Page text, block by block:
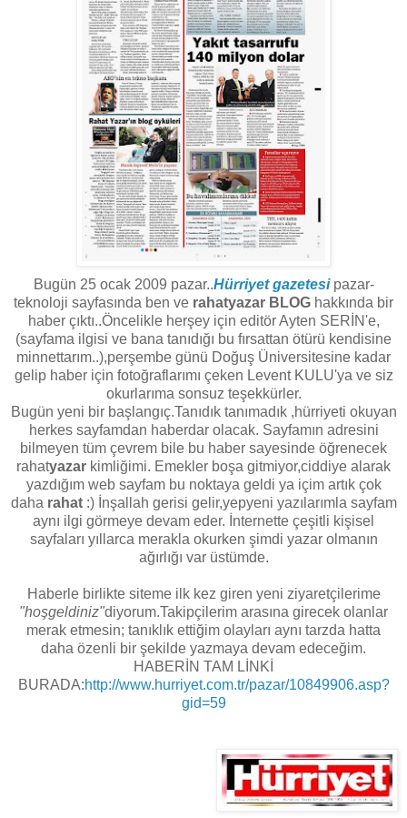
Bugün 25 ocak 2009 pazar..Hürriyet gazetesi pazar-
teknoloji sayfasında ben ve rahatyazar BLOG hakkında bir
haber çıktı..Öncelikle herşey için editör Ayten SERİN'e,
(sayfama ilgisi ve bana tanıdığı bu fırsattan ötürü kendisine
minnettarım..),perşembe günü Doğuş Üniversitesine kadar
gelip haber için fotoğraflarımı çeken Levent KULU'ya ve siz
okurlarıma sonsuz teşekkürler.
Bugün yeni bir başlangıç.Tanıdık tanımadık ,hürriyeti okuyan
herkes sayfamdan haberdar olacak. Sayfamın adresini
bilmeyen tüm çevrem bile bu haber sayesinde öğrenecek
rahatyazar kimliğimi. Emekler boşa gitmiyor,ciddiye alarak
yazdığım web sayfam bu noktaya geldi ya içim artık çok
daha rahat :) İnşallah gerisi gelir,yepyeni yazılarımla sayfam
aynı ilgi görmeye devam eder. İnternette çeşitli kişisel
sayfaları yıllarca merakla okurken şimdi yazar olmanın
ağırlığı var üstümde.
Haberle birlikte siteme ilk kez giren yeni ziyaretçilerime
"hoşgeldiniz"diyorum.Takipçilerim arasına girecek olanlar
merak etmesin; tanıklık ettiğim olayları aynı tarzda hatta
daha özenli bir şekilde yazmaya devam edeceğim.
HABERİN TAM LİNKİ
BURADA:http://www.hurriyet.com.tr/pazar/10849906.asp?
gid=59